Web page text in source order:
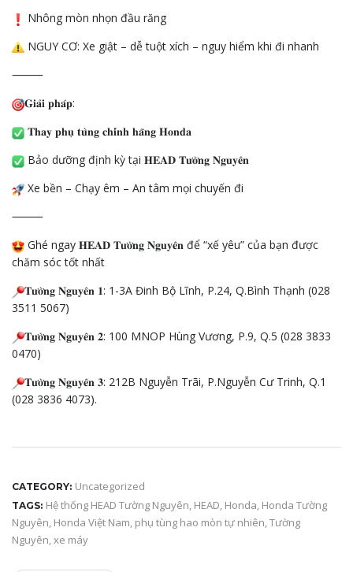
Nhông mòn nhọn đầu răng
NGUY CƠ: Xe giật – dễ tuột xích – nguy hiểm khi đi nhanh
⸻
𝐆𝐢𝐚̉𝐢 𝐩𝐡𝐚́𝐩:
𝐓𝐡𝐚𝐲 𝐩𝐡𝐮̣ 𝐭𝐮̀𝐧𝐠 𝐜𝐡𝐢́𝐧𝐡 𝐡𝐚̃𝐧𝐠 𝐇𝐨𝐧𝐝𝐚
Bảo dưỡng định kỳ tại 𝐇𝐄𝐀𝐃 𝐓𝐮̛𝐨̛̀𝐧𝐠 𝐍𝐠𝐮𝐲𝐞̂𝐧
Xe bền – Chạy êm – An tâm mọi chuyến đi
⸻
Ghé ngay 𝐇𝐄𝐀𝐃 𝐓𝐮̛𝐨̛̀𝐧𝐠 𝐍𝐠𝐮𝐲𝐞̂𝐧 để “xế yêu” của bạn được
chăm sóc tốt nhất
𝐓𝐮̛𝐨̛̀𝐧𝐠 𝐍𝐠𝐮𝐲𝐞̂𝐧 𝟏: 1-3A Đinh Bộ Lĩnh, P.24, Q.Bình Thạnh (028
3511 5067)
𝐓𝐮̛𝐨̛̀𝐧𝐠 𝐍𝐠𝐮𝐲𝐞̂𝐧 𝟐: 100 MNOP Hùng Vương, P.9, Q.5 (028 3833
0470)
𝐓𝐮̛𝐨̛̀𝐧𝐠 𝐍𝐠𝐮𝐲𝐞̂𝐧 𝟑: 212B Nguyễn Trãi, P.Nguyễn Cư Trinh, Q.1
(028 3836 4073).
CATEGORY: Uncategorized
TAGS: Hệ thống HEAD Tường Nguyên, HEAD, Honda, Honda Tường
Nguyên, Honda Việt Nam, phụ tùng hao mòn tự nhiên,Tường
Nguyên,xe máy